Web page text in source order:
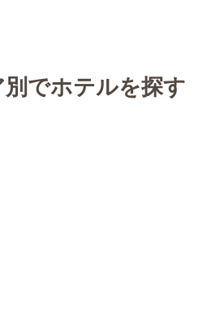
別でホテルを探す